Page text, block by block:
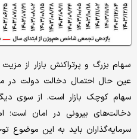
سهام بزرگ و پرتراکنش بازار از
عین حال احتمال دخالت دولت در
سهام کوچک بازار است. از سوی
دخالت‌‌‌های بیرونی در امان است؛
سرمایه‌گذاران باید به این موضوع